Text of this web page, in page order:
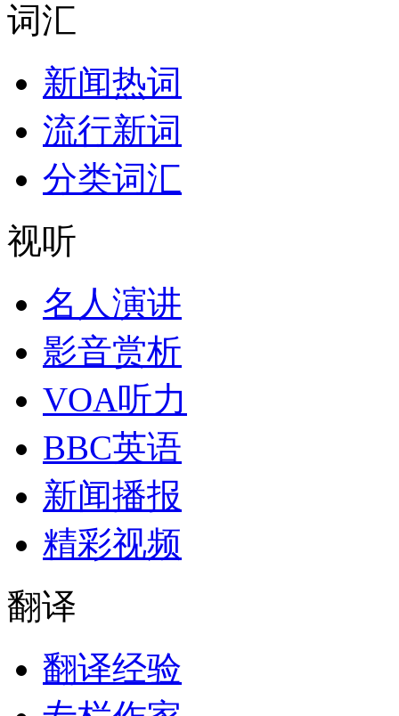
词汇
新闻热词
流行新词
分类词汇
视听
名人演讲
影音赏析
VOA听力
BBC英语
新闻播报
精彩视频
翻译
翻译经验